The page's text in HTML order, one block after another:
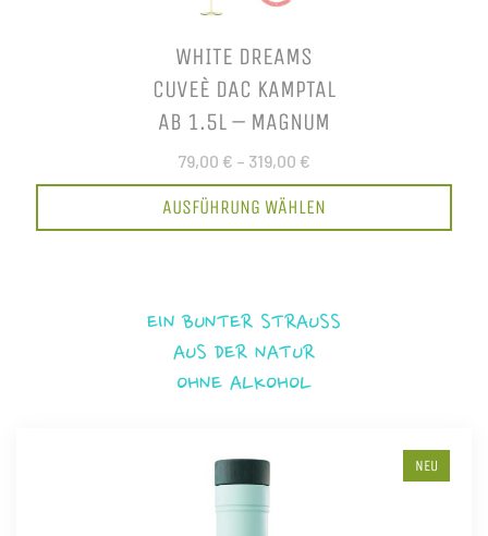
WHITE DREAMS
CUVEÈ DAC KAMPTAL
AB 1.5L – MAGNUM
79,00 € – 319,00 €
AUSFÜHRUNG WÄHLEN
EIN BUNTER STRAUSS
AUS DER NATUR
OHNE ALKOHOL
NEU